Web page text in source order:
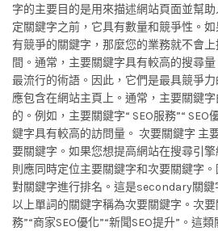
字的主要目的是用來描述網站頁面並幫
定關鍵字之前，它具有數量和競爭性。
有競爭的關鍵字，那麼您的業務就不會
間。通常，主要關鍵字具有較高的搜尋
最流行的術語。因此，它們是最具競爭
應包含在網站主頁上。通常，主要關鍵
的。例如，主要關鍵字“ SEO服務”“ SEO
鍵字具有較高的訪問量。 次要關鍵字 主
要關鍵字。如果您想提高網站在搜尋引
則應同時定位主要關鍵字和次要關鍵字
對關鍵字進行排名。這是secondary關鍵
以上單詞的關鍵字稱為次要關鍵字。次要
務”“商家SEO優化”“新聞SEO提升”。這